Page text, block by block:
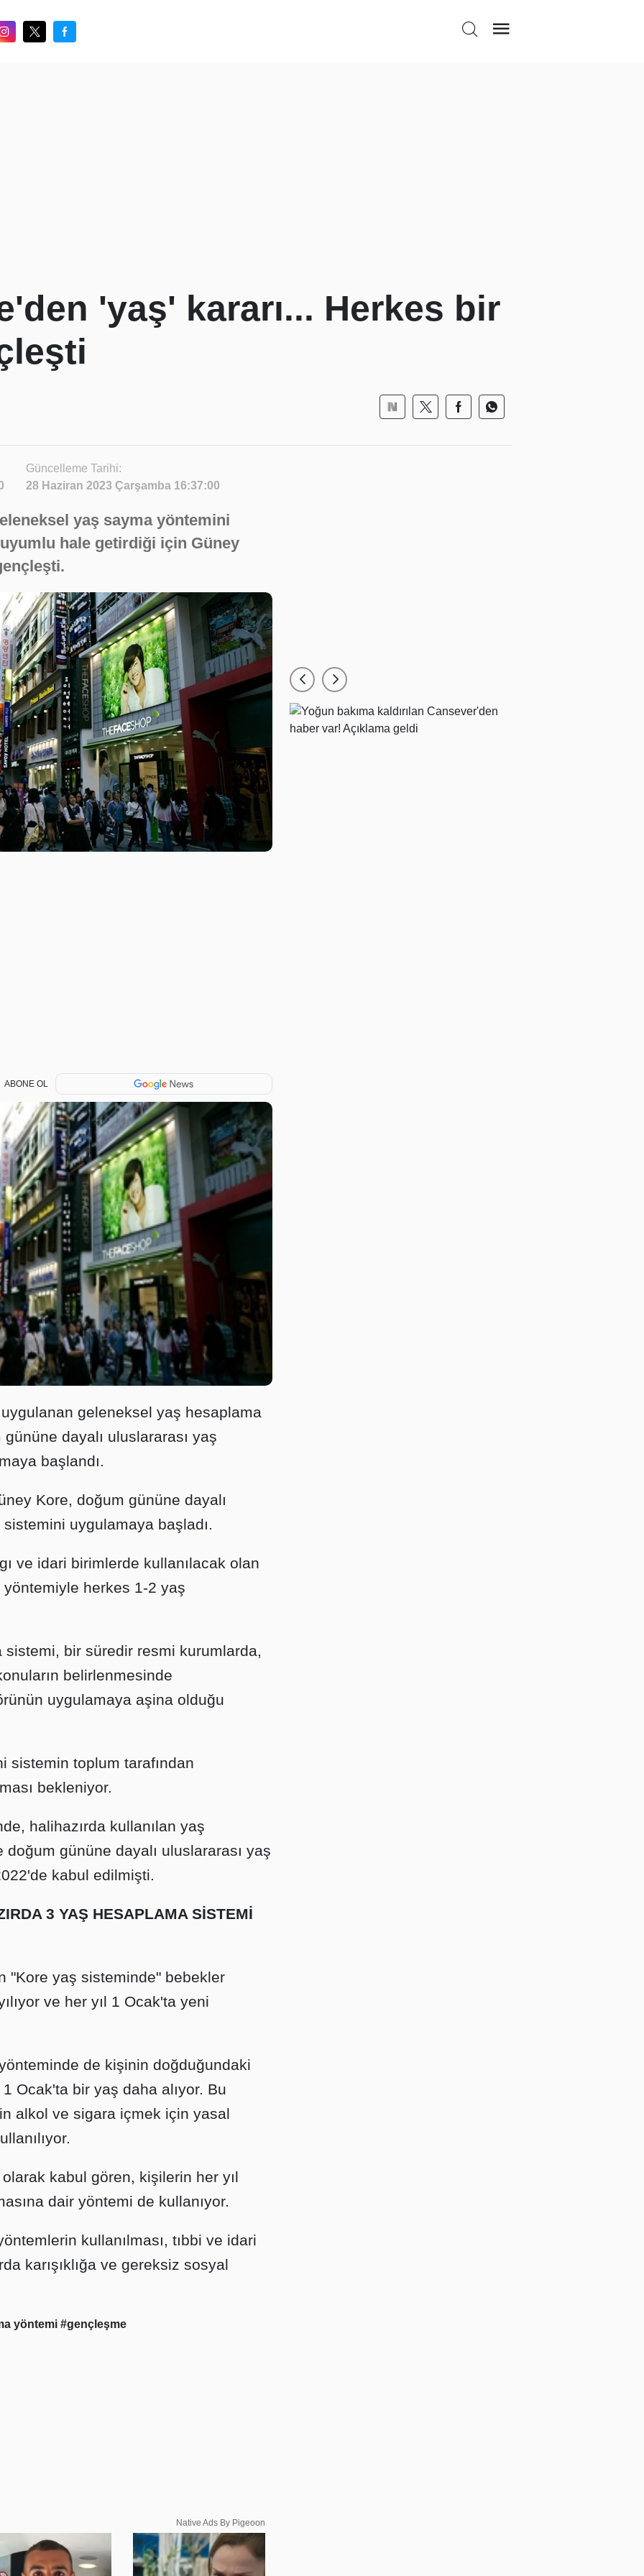
'yaş' kararı... Herkes bir
Güncelleme Tarihi:
28 Haziran 2023 Çarşamba 16:37:00
yaş sayma yöntemini
hale getirdiği için Güney
ABONE OL
geleneksel yaş hesaplama
dayalı uluslararası yaş
başlandı.
Kore, doğum gününe dayalı
uygulamaya başladı.
ve idari birimlerde kullanılacak olan
herkes 1-2 yaş
sistemi, bir süredir resmi kurumlarda,
belirlenmesinde
uygulamaya aşina olduğu
sistemin toplum tarafından
bekleniyor.
halihazırda kullanılan yaş
gününe dayalı uluslararası yaş
kabul edilmişti.
3 YAŞ HESAPLAMA SİSTEMİ
"Kore yaş sisteminde" bebekler
ve her yıl 1 Ocak'ta yeni
de kişinin doğduğundaki
1 Ocak'ta bir yaş daha alıyor. Bu
alkol ve sigara içmek için yasal
kabul gören, kişilerin her yıl
dair yöntemi de kullanıyor.
kullanılması, tıbbi ve idari
karışıklığa ve gereksiz sosyal
yöntemi #gençleşme
Native Ads By Pigeoon